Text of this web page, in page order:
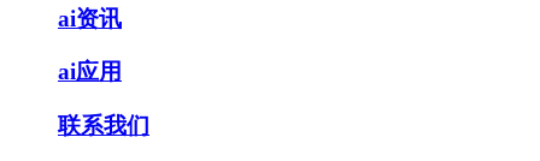
ai资讯
ai应用
联系我们